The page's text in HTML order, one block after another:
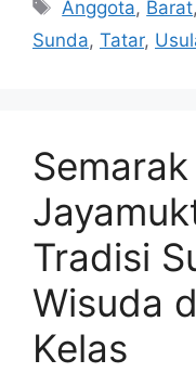
Anggota, Barat,
Sunda, Tatar,
Tradisi
Wisuda
Kelas